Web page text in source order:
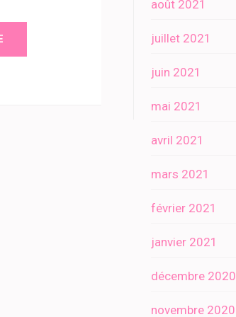
août 2021
juillet 2021
juin 2021
mai 2021
avril 2021
mars 2021
février 2021
janvier 2021
décembre 2020
novembre 2020